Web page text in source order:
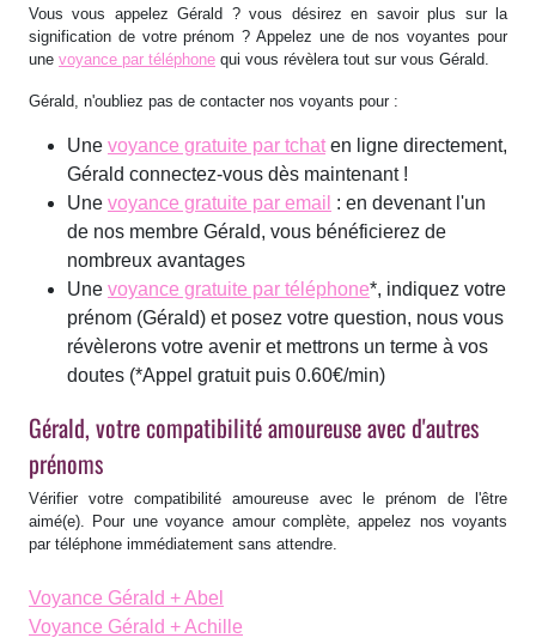
Vous vous appelez Gérald ? vous désirez en savoir plus sur la
signification de votre prénom ? Appelez une de nos voyantes pour
une voyance par téléphone qui vous révèlera tout sur vous Gérald.
Gérald, n'oubliez pas de contacter nos voyants pour :
Une voyance gratuite par tchaten ligne directement,
Gérald connectez-vous dès maintenant !
Une voyance gratuite par email : en devenant l'un
de nos membre Gérald, vous bénéficierez de
nombreux avantages
Une voyance gratuite par téléphone*, indiquez votre
prénom (Gérald) et posez votre question, nous vous
révèlerons votre avenir et mettrons un terme à vos
doutes (*Appel gratuit puis 0.60€/min)
Gérald, votre compatibilité amoureuse avec d'autres
prénoms
Vérifier votre compatibilité amoureuse avec le prénom de l'être
aimé(e). Pour une voyance amour complète, appelez nos voyants
par téléphone immédiatement sans attendre.
Voyance Gérald + Abel
Voyance Gérald + Achille